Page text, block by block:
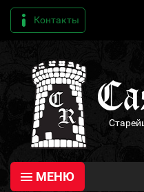
Контакты
МЕНЮ